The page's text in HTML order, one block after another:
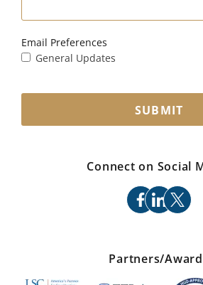
Email Preferences
General Updates
SUBMIT
Connect on Social
facebook
linkedin
x
Partners/